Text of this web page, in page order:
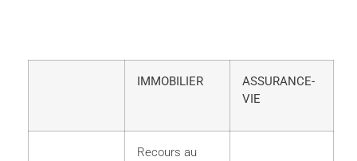
IMMOBILIER
ASSURANCE-
VIE
Recours au